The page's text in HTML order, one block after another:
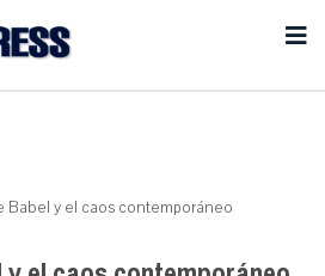
Babel y el caos contemporáneo